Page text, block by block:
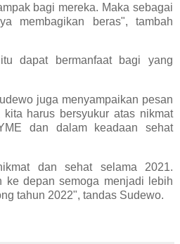
bagi mereka. Maka sebagai
membagikan beras", tambah
dapat bermanfaat bagi yang
juga menyampaikan pesan
harus bersyukur atas nikmat
dan dalam keadaan sehat
dan sehat selama 2021.
ke depan semoga menjadi lebih
tahun 2022", tandas Sudewo.